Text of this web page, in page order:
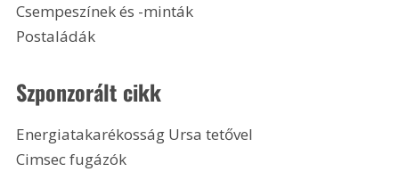
Csempeszínek és -minták
Postaládák
Szponzorált cikk
Energiatakarékosság Ursa tetővel
Cimsec fugázók